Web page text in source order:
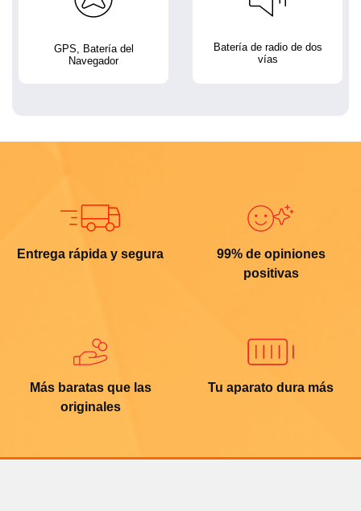
GPS, Batería del
Navegador
Batería de radio de dos
vías
Entrega rápida y segura
99% de opiniones
positivas
Más baratas que las
originales
Tu aparato dura más